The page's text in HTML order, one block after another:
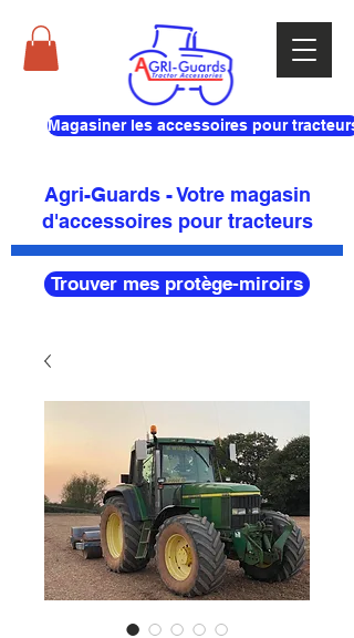
Magasiner les accessoires pour tracteurs
Agri-Guards - Votre magasin
d'accessoires pour tracteurs
Trouver mes protège-miroirs